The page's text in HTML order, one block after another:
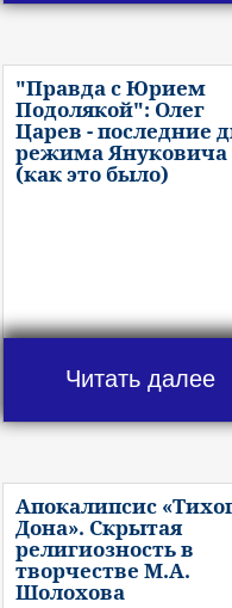
"Правда с Юрием
Подолякой": Олег
Царев - последние
режима Януковича
(как это было)
Читать далее
Апокалипсис
Дона». Скрытая
религиозность в
творчестве М.А.
Шолохова